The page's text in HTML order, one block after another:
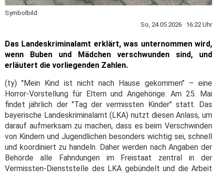
Symbolbild.
So, 24.05.2026 16:22 Uhr
Das Landeskriminalamt erklärt, was unternommen wird,
wenn Buben und Mädchen verschwunden sind, und
erläutert die vorliegenden Zahlen.
(ty) "Mein Kind ist nicht nach Hause gekommen" – eine
Horror-Vorstellung für Eltern und Angehörige. Am 25. Mai
findet jährlich der "Tag der vermissten Kinder" statt. Das
bayerische Landeskriminalamt (LKA) nutzt diesen Anlass, um
darauf aufmerksam zu machen, dass es beim Verschwinden
von Kindern und Jugendlichen besonders wichtig sei, schnell
und koordiniert zu handeln. Daher werden nach Angaben der
Behörde alle Fahndungen im Freistaat zentral in der
Vermissten-Dienststelle des LKA gebündelt und die Arbeit